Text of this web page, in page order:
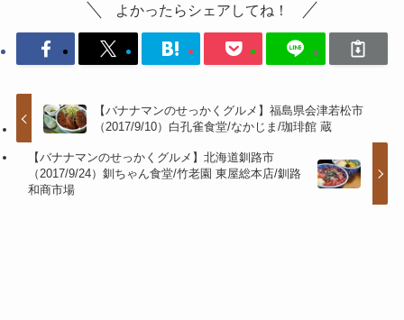
よかったらシェアしてね！
【バナナマンのせっかくグルメ】福島県会津若松市
（2017/9/10）白孔雀食堂/なかじま/珈琲館 蔵
【バナナマンのせっかくグルメ】北海道釧路市
（2017/9/24）釧ちゃん食堂/竹老園 東屋総本店/釧路
和商市場